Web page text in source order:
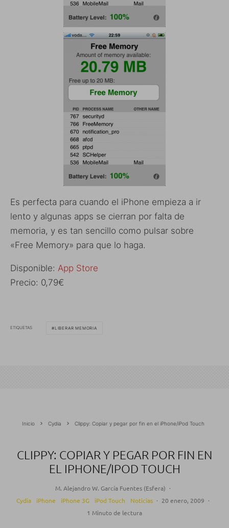
Es perfecta para cuando el iPhone empieza a ir
lento y algunas apps se cierran por falta de
memoria, y es tan sencillo como pulsar sobre
«Free Memory» para que lo haga.
Disponible: App Store
Precio: 0,79€
ETIQUETAS LIBERAR MEMORIA
Inicio Cydia Clippy: Copiar y pegar por fin en el iPhone/iPod Touch
CLIPPY: COPIAR Y PEGAR POR FIN EN
EL IPHONE/IPOD TOUCH
M. Alejandro W. García Fuentes (Esfera) ·
Cydia
iPhone iPhone 3G iPod Touch Noticias · 20 enero, 2009 ·
1 Minuto de lectura